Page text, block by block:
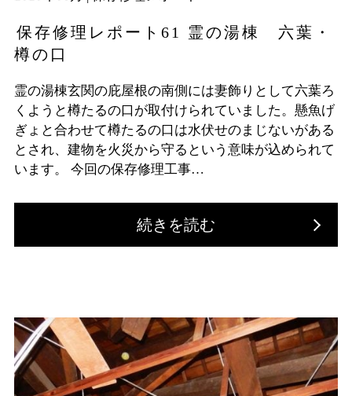
保存修理レポート61 霊の湯棟 六葉・
樽の口
霊の湯棟玄関の庇屋根の南側には妻飾りとして六葉ろ
くようと樽たるの口が取付けられていました。懸魚げ
ぎょと合わせて樽たるの口は水伏せのまじないがある
とされ、建物を火災から守るという意味が込められて
います。 今回の保存修理工事…
続きを読む